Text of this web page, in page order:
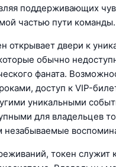
поддерживающих
частью пути команды.
открывает двери к
обычно
фаната.
доступ к VIP-
уникальными
для владельцев
незабываемые
токен служит